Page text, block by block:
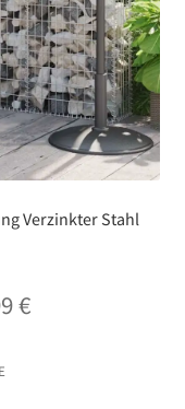
Verzinkter Stahl
€Preisspanne: